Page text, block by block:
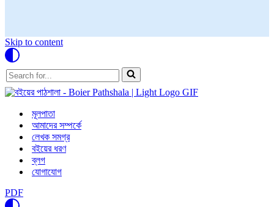
Skip to content
Search
for...
মূলপাতা
আমাদের সম্পর্কে
লেখক সমগ্র
বইয়ের ধরণ
ব্লগ
যোগাযোগ
PDF